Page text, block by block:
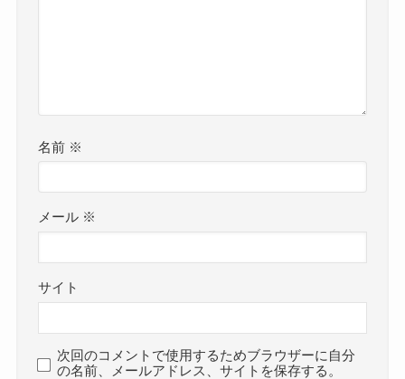
名前 ※
メール ※
サイト
次回のコメントで使用するためブラウザーに自分
の名前、メールアドレス、サイトを保存する。